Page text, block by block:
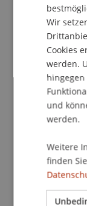
Dozierende:
Roger
MMMag.
Thomas
VERWENDEN
School/
Das Seminar
der
in ihrer
Wir
Cookies
werden.
und
werden.
Weitere
finden